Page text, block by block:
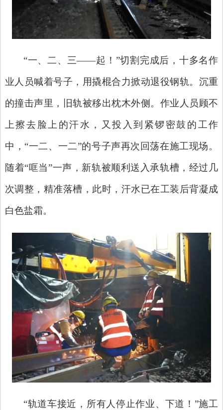
“一、二、三——起！”切割完成后，十多名作
业人员喊着号子，用撬棍合力掀动退役钢轨。沉重
的撞击声里，旧轨被移出枕木外侧。作业人员顾不
上擦去脸上的汗水，又投入到紧锣密鼓的工作
中，“一二、一二”的号子声再次回荡在施工现场。
随着“哐当”一声，新轨被顺利送入承轨槽，经过几
次调整，精准落槽，此时，汗水已在工装后背凝成
白色盐霜。
“轨道车接近，所有人停止作业、下道！”施工